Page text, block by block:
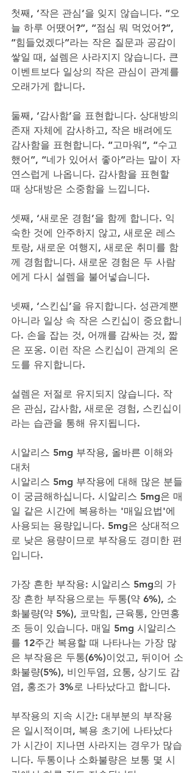
첫째, ‘작은 관심’을 잊지 않습니다. “오
늘 하루 어땠어?”, “점심 뭐 먹었어?”,
“힘들었겠다”라는 작은 질문과 공감이
쌓일 때, 설렘은 사라지지 않습니다. 큰
이벤트보다 일상의 작은 관심이 관계를
오래가게 합니다.
둘째, ‘감사함’을 표현합니다. 상대방의
존재 자체에 감사하고, 작은 배려에도
감사함을 표현합니다. “고마워”, “수고
했어”, “네가 있어서 좋아”라는 말이 자
연스럽게 나옵니다. 감사함을 표현할
때 상대방은 소중함을 느낍니다.
셋째, ‘새로운 경험’을 함께 합니다. 익
숙한 것에 안주하지 않고, 새로운 레스
토랑, 새로운 여행지, 새로운 취미를 함
께 경험합니다. 새로운 경험은 두 사람
에게 다시 설렘을 불어넣습니다.
넷째, ‘스킨십’을 유지합니다. 성관계뿐
아니라 일상 속 작은 스킨십이 중요합니
다. 손을 잡는 것, 어깨를 감싸는 것, 짧
은 포옹. 이런 작은 스킨십이 관계의 온
도를 유지합니다.
설렘은 저절로 유지되지 않습니다. 작
은 관심, 감사함, 새로운 경험, 스킨십이
라는 습관을 통해 유지됩니다.
시알리스 5mg 부작용, 올바른 이해와
대처
시알리스 5mg 부작용에 대해 많은 분들
이 궁금해하십니다. 시알리스 5mg은 매
일 같은 시간에 복용하는 '매일요법'에
사용되는 용량입니다. 5mg은 상대적으
로 낮은 용량이므로 부작용도 경미한 편
입니다.
가장 흔한 부작용: 시알리스 5mg의 가
장 흔한 부작용으로는 두통(약 6%), 소
화불량(약 5%), 코막힘, 근육통, 안면홍
조 등이 있습니다. 매일 5mg 시알리스
를 12주간 복용할 때 나타나는 가장 많
은 부작용은 두통(6%)이었고, 뒤이어 소
화불량(5%), 비인두염, 요통, 상기도 감
염, 홍조가 3%로 나타났다고 합니다.
부작용의 지속 시간: 대부분의 부작용
은 일시적이며, 복용 초기에 나타났다
가 시간이 지나면 사라지는 경우가 많습
니다. 두통이나 소화불량은 보통 몇 시